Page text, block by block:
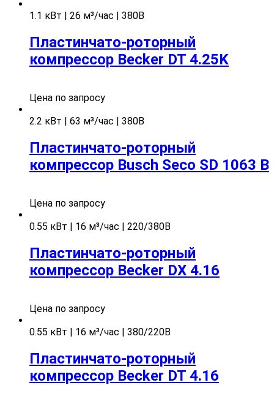
1.1 кВт | 26 м³/час | 380В
Пластинчато-роторный
компрессор Becker DT 4.25K
Цена по запросу
2.2 кВт | 63 м³/час | 380В
Пластинчато-роторный
компрессор Busch Seco SD 1063 B
Цена по запросу
0.55 кВт | 16 м³/час | 220/380В
Пластинчато-роторный
компрессор Becker DX 4.16
Цена по запросу
0.55 кВт | 16 м³/час | 380/220В
Пластинчато-роторный
компрессор Becker DT 4.16